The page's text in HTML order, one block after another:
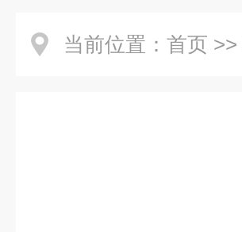
当前位置： 首页 >>